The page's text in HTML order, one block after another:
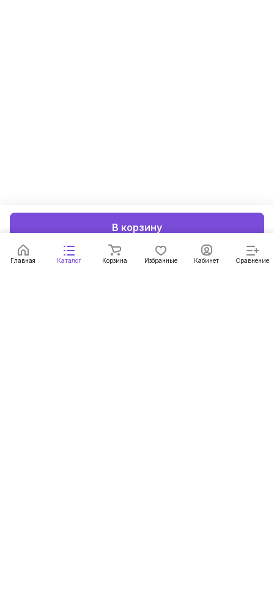
В корзину
Главная Каталог Корзина Избранные Кабинет Сравнение